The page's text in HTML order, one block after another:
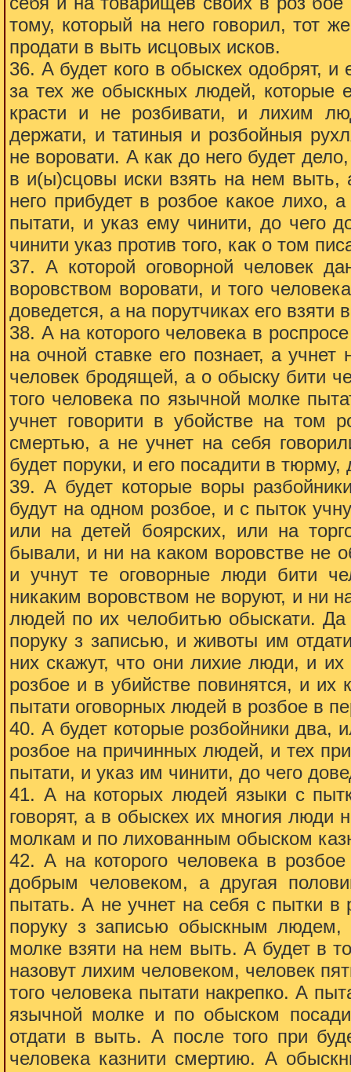
тому, который на него говорил, тот
продати в выть исцовых исков.
36. А будет кого в обыскех одобрят,
за тех же обыскных людей, которые
красти и не розбивати, и лихим
держати, и татиныя и розбойныя
не воровати. А как до него будет
в и(ы)сцовы иски взять на нем выть,
него прибудет в розбое какое
пытати, и указ ему чинити, до чего
чинити указ против того, как о том
37. А которой оговорной человек
воровством воровати, и того
доведется, а на порутчиках его
38. А на которого человека в
на очной ставке его познает, а
человек бродящей, а о обыску бити
того человека по язычной молке
учнет говорити в убойстве на том
смертью, а не учнет на себя
будет поруки, и его посадити в
39. А будет которые воры
будут на одном розбое, и с пыток
или на детей боярских, или на
бывали, и ни на каком воровстве не
и учнут те оговорные люди бити
никаким воровством не воруют, и ни
людей по их челобитью обыскати.
поруку з записью, и животы им
них скажут, что они лихие люди, и
розбое и в убийстве повинятся, и
пытати оговорных людей в розбое в
40. А будет которые розбойники два,
розбое на причинных людей, и тех
пытати, и указ им чинити, до чего
41. А на которых людей языки с
говорят, а в обыскех их многия
молкам и по лихованным обыском
42. А на которого человека в
добрым человеком, а другая
пытать. А не учнет на себя с пытки в
поруку з записью обыскным
молке взяти на нем выть. А будет в
назовут лихим человеком, человек
того человека пытати накрепко. А
язычной молке и по обыском
отдати в выть. А после того при
человека казнити смертию. А